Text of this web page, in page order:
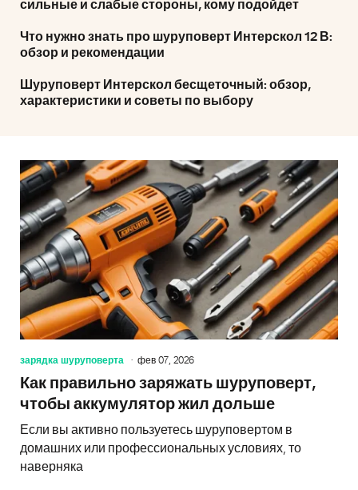
сильные и слабые стороны, кому подойдет
Что нужно знать про шуруповерт Интерскол 12 В:
обзор и рекомендации
Шуруповерт Интерскол бесщеточный: обзор,
характеристики и советы по выбору
зарядка шуруповерта фев 07, 2026
Как правильно заряжать шуруповерт,
чтобы аккумулятор жил дольше
Если вы активно пользуетесь шуруповертом в
домашних или профессиональных условиях, то
наверняка